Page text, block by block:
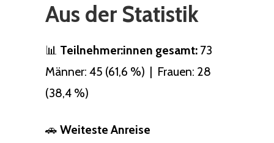
Aus der Statistik
📊 Teilnehmer:innen gesamt: 73
Männer: 45 (61,6 %) | Frauen: 28
(38,4 %)
🚗 Weiteste Anreise